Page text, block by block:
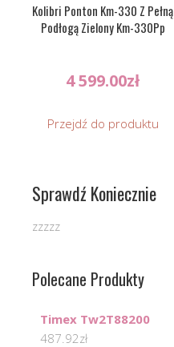
Kolibri Ponton Km-330 Z Pełną
Podłogą Zielony Km-330Pp
4 599.00zł
Przejdź do produktu
Sprawdź Koniecznie
zzzzz
Polecane Produkty
Timex Tw2T88200
487.92zł